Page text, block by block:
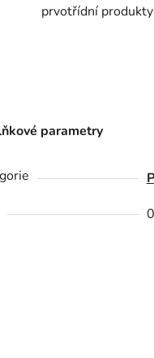
prvotřídní produkty
parametry